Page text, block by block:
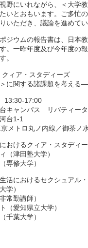
野にいれながら、＜大学
いとおもいます。ご多忙
いただき、議論を進めて
ジウムの報告書は、日本
。一昨年度及び今年度の
。
ィア・スタディーズ
に関する諸課題を考える―
13:30-17:00
キャンパス リバティー
台1-1
メトロ丸ノ内線／御茶
けるクィア・スタディー
（津田塾大学）
専修大学）
におけるセクシュアル
学）
常勤講師）
（愛知県立大学）
千葉大学）